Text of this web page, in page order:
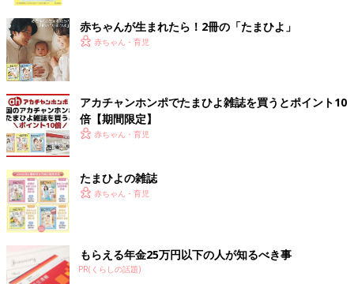
赤ちゃんが生まれたら！2冊の「たまひよ」
赤ちゃん・育児
アカチャンホンポでたまひよ雑誌を買うとポイント10
倍【期間限定】
赤ちゃん・育児
たまひよの雑誌
赤ちゃん・育児
もらえる年金25万円以下の人が知るべき事
PR(くらしの話題)